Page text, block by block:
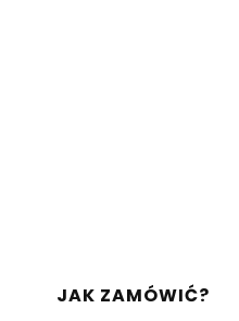
Linki w stopce
JAK ZAMÓWIĆ?